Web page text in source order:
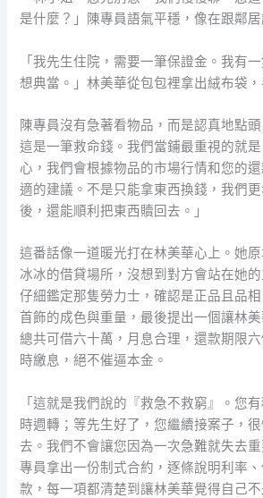
是什麼？」陳專員語氣平穩，像在跟鄰居
「我先生住院，需要一筆保證金。我有
想典當。」林美華從包包裡拿出絨布袋，
陳專員沒有急著看物品，而是認真地點頭
這是一筆救命錢。我們當鋪最重視的就
心，我們會根據物品的市場行情和您的
適的建議。不是只能拿東西換錢，我們
後，還能順利把東西贖回去。」
這番話像一道暖光打在林美華心上。她
冰冰的借貸場所，沒想到對方會站在她
仔細鑑定那隻勞力士，確認是正品且品
首飾的成色與重量，最後提出一個讓林
總共可借六十萬，月息合理，還款期限
時繳息，絕不催逼本金。
「這就是我們說的『救急不救窮』。您
時週轉；等先生好了，您繼續接案子，
去。我們不會讓您因為一次急難就失去
專員拿出一份制式合約，逐條說明利率
款，每一項都清楚到讓林美華覺得自己